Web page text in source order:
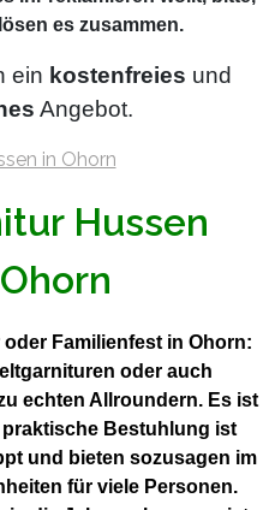
es zusammen.
ein kostenfreies und
Angebot.
Hussen
Familienfest in Ohorn:
oder auch
echten Allroundern. Es ist
Bestuhlung ist
und bieten sozusagen im
für viele Personen.